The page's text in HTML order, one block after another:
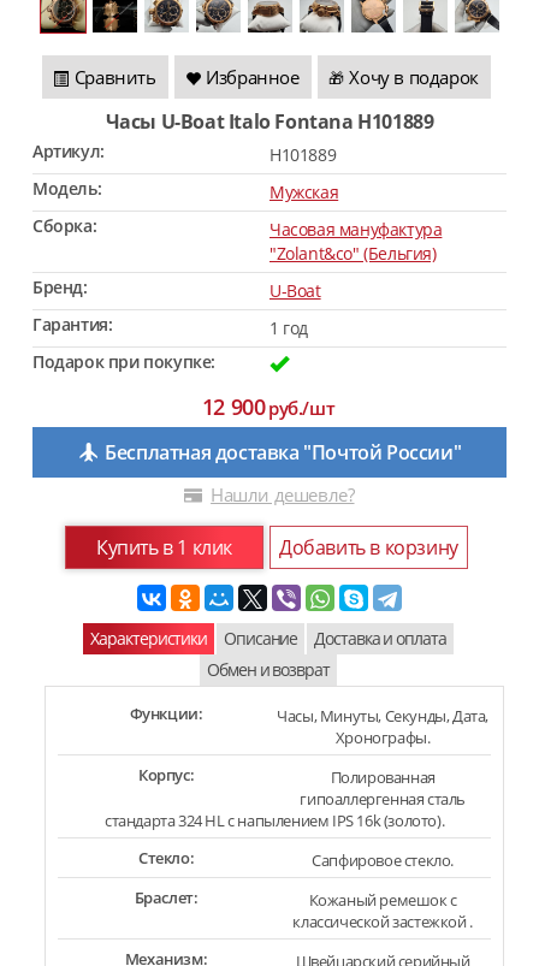
Сравнить Избранное 🎁 Хочу в подарок
Часы U-Boat Italo Fontana H101889
Артикул:
H101889
Модель:
Мужская
Сборка:
Часовая мануфактура
"Zolant&co" (Бельгия)
Бренд:
U-Boat
Гарантия:
1 год
Подарок при покупке:
12 900руб./шт
Бесплатная доставка "Почтой России"
Нашли дешевле?
Купить в 1 клик Добавить в корзину
Характеристики Описание
Доставка и оплата
Обмен и возврат
Функции:
Часы, Минуты, Секунды, Дата,
Хронографы.
Корпус:
Полированная
гипоаллергенная сталь
стандарта 324 HL с напылением IPS 16k (золото).
Стекло:
Сапфировое стекло.
Браслет:
Кожаный ремешок с
классической застежкой .
Механизм:
Швейцарский серийный